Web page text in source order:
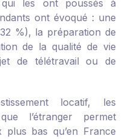
les ont poussés à
ont évoqué : une
%), la préparation de
de la qualité de vie
de télétravail ou de
locatif, les
l’étranger permet
bas qu’en France